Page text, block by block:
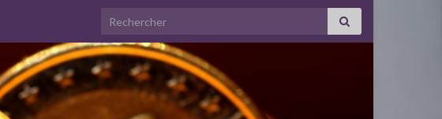
Search for: